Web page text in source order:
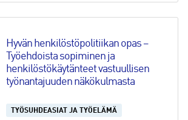
Hyvän henkilöstöpolitiikan opas –
Työehdoista sopiminen ja
henkilöstökäytänteet vastuullisen
työnantajuuden näkökulmasta
TYÖSUHDEASIAT JA TYÖELÄMÄ